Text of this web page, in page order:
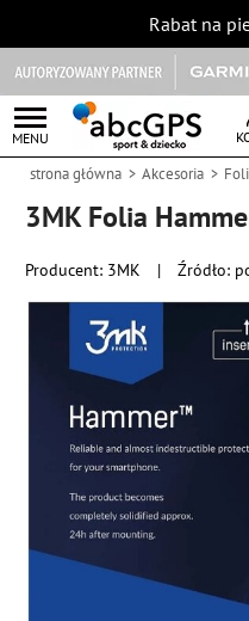
Rabat na
MENU
strona główna Akcesoria
3MK Folia
Producent: 3MK | Źródło: